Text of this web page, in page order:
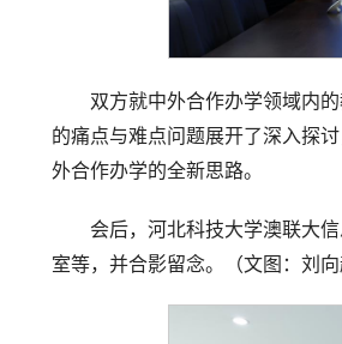
双方就中外合作办学领域内
的痛点与难点问题展开了深入探
外合作办学的全新思路。
会后，河北科技大学澳联大
室等，并合影留念。（文图：刘向